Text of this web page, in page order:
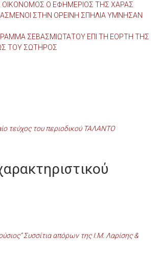
ΟΙΚΟΝΟΜΟΣ Ο ΕΦΗΜΕΡΙΟΣ ΤΗΣ ΧΑΡΑΣ
ΣΤΗΝ ΟΡΕΙΝΗ ΣΠΗΛΙΑ ΥΜΝΗΣΑΝ
ΣΕΒΑΣΜΙΩΤΑΤΟΥ ΕΠΙ ΤΗ ΕΟΡΤΗ ΤΗΣ
ΤΟΥ ΣΩΤΗΡΟΣ
τεύχος του περιοδικού ΤΑΛΑΝΤΟ
Συσσίτια απόρων της Ι.Μ. Λαρίσης &